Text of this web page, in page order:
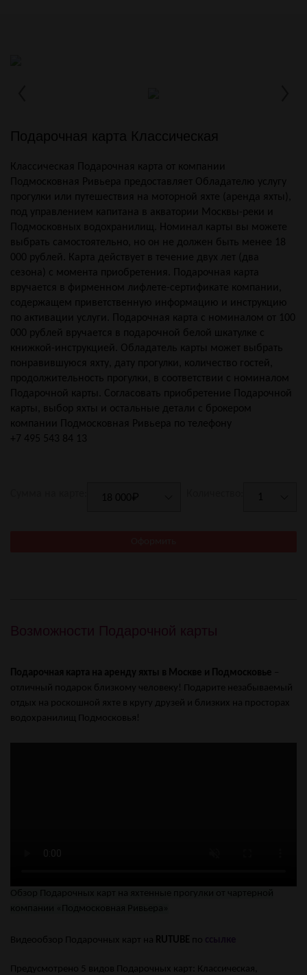
Подарочная карта Классическая
Классическая Подарочная карта от компании
Подмосковная Ривьера предоставляет Обладателю услугу
прогулки или путешествия на моторной яхте (аренда яхты),
под управлением капитана в акватории Москвы-реки и
Подмосковных водохранилищ. Номинал карты вы можете
выбрать самостоятельно, но он не должен быть менее 18
000 рублей. Карта действует в течение двух лет (два
сезона) с момента приобретения. Подарочная карта
вручается в фирменном лифлете-сертификате компании,
содержащем приветственную информацию и инструкцию
по активации услуги. Подарочная карта с номиналом от 100
000 рублей вручается в подарочной белой шкатулке с
книжкой-инструкцией. Обладатель карты может выбрать
понравившуюся яхту, дату прогулки, количество гостей,
продолжительность прогулки, в соответствии с номиналом
Подарочной карты. Согласовать приобретение Подарочной
карты, выбор яхты и остальные детали с брокером
компании Подмосковная Ривьера по телефону
+7 495 543 84 13
Возможности Подарочной карты
Подарочная карта на аренду яхты в Москве и Подмосковье
отличный подарок близкому человеку! Подарите незабываемый
отдых на роскошной яхте в кругу друзей и близких на просторах
водохранилищ Подмосковья!
Видеообзор Подарочных карт на RUTUBE по
Предусмотрено 5 видов Подарочных карт: Классическая,